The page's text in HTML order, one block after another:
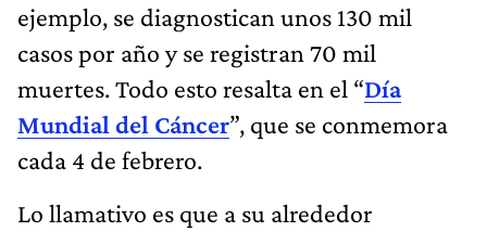
ejemplo, se diagnostican unos 130 mil
casos por año y se registran 70 mil
muertes. Todo esto resalta en el “Día
Mundial del Cáncer”, que se conmemora
cada 4 de febrero.
Lo llamativo es que a su alrededor